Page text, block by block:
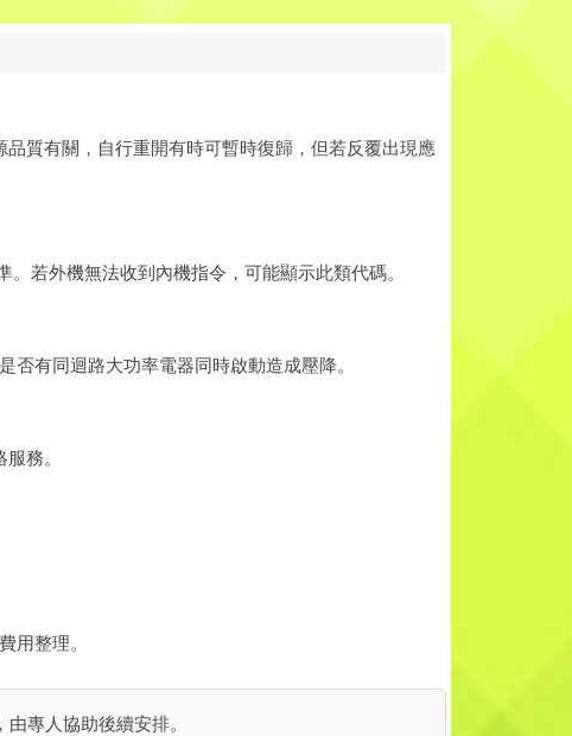
質有關，自行重開有時可暫時復歸，但若反覆出現應
若外機無法收到內機指令，可能顯示此類代碼。
有同迴路大功率電器同時啟動造成壓降。
務。
用整理。
專人協助後續安排。